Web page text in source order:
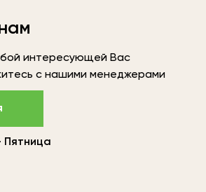
интересующей Вас
с нашими менеджерами
Пятница